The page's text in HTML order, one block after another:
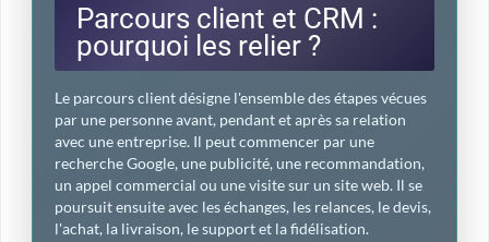
Parcours client et CRM :
pourquoi les relier ?
Le parcours client désigne l'ensemble des étapes vécues
par une personne avant, pendant et après sa relation
avec une entreprise. Il peut commencer par une
recherche Google, une publicité, une recommandation,
un appel commercial ou une visite sur un site web. Il se
poursuit ensuite avec les échanges, les relances, le devis,
l'achat, la livraison, le support et la fidélisation.